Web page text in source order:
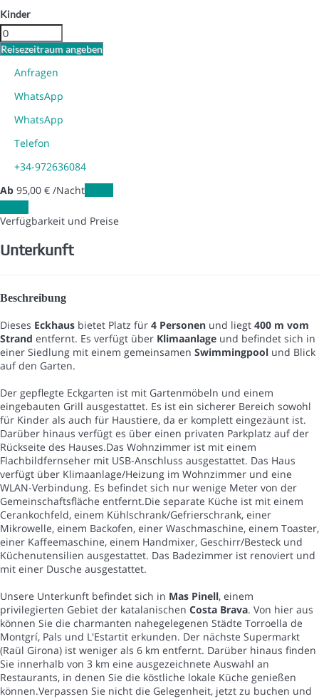
Kinder
Reisezeitraum angeben
Anfragen
WhatsApp
WhatsApp
Telefon
+34-972636084
Ab 95,00 € /Nacht
Verfügbarkeit und Preise
Unterkunft
Beschreibung
Dieses Eckhaus bietet Platz für 4 Personen und liegt 400 m vom
Strand entfernt. Es verfügt über Klimaanlage und befindet sich in
einer Siedlung mit einem gemeinsamen Swimmingpool und Blick
auf den Garten.
Der gepflegte Eckgarten ist mit Gartenmöbeln und einem
eingebauten Grill ausgestattet. Es ist ein sicherer Bereich sowohl
für Kinder als auch für Haustiere, da er komplett eingezäunt ist.
Darüber hinaus verfügt es über einen privaten Parkplatz auf der
Rückseite des Hauses.Das Wohnzimmer ist mit einem
Flachbildfernseher mit USB-Anschluss ausgestattet. Das Haus
verfügt über Klimaanlage/Heizung im Wohnzimmer und eine
WLAN-Verbindung. Es befindet sich nur wenige Meter von der
Gemeinschaftsfläche entfernt.Die separate Küche ist mit einem
Cerankochfeld, einem Kühlschrank/Gefrierschrank, einer
Mikrowelle, einem Backofen, einer Waschmaschine, einem Toaster,
einer Kaffeemaschine, einem Handmixer, Geschirr/Besteck und
Küchenutensilien ausgestattet. Das Badezimmer ist renoviert und
mit einer Dusche ausgestattet.
Unsere Unterkunft befindet sich in Mas Pinell, einem
privilegierten Gebiet der katalanischen Costa Brava. Von hier aus
können Sie die charmanten nahegelegenen Städte Torroella de
Montgrí, Pals und L'Estartit erkunden. Der nächste Supermarkt
(Raül Girona) ist weniger als 6 km entfernt. Darüber hinaus finden
Sie innerhalb von 3 km eine ausgezeichnete Auswahl an
Restaurants, in denen Sie die köstliche lokale Küche genießen
können.Verpassen Sie nicht die Gelegenheit, jetzt zu buchen und